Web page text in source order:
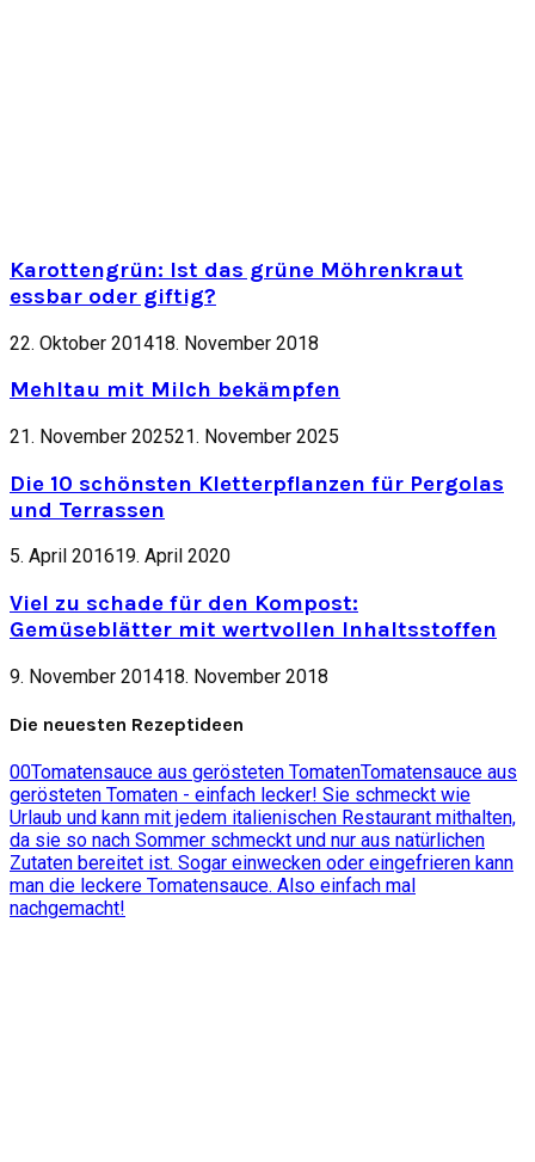
Karottengrün: Ist das grüne Möhrenkraut
essbar oder giftig?
22. Oktober 201418. November 2018
Mehltau mit Milch bekämpfen
21. November 202521. November 2025
Die 10 schönsten Kletterpflanzen für Pergolas
und Terrassen
5. April 201619. April 2020
Viel zu schade für den Kompost:
Gemüseblätter mit wertvollen Inhaltsstoffen
9. November 201418. November 2018
Die neuesten Rezeptideen
00Tomatensauce aus gerösteten TomatenTomatensauce aus
gerösteten Tomaten - einfach lecker! Sie schmeckt wie
Urlaub und kann mit jedem italienischen Restaurant mithalten,
da sie so nach Sommer schmeckt und nur aus natürlichen
Zutaten bereitet ist. Sogar einwecken oder eingefrieren kann
man die leckere Tomatensauce. Also einfach mal
nachgemacht!